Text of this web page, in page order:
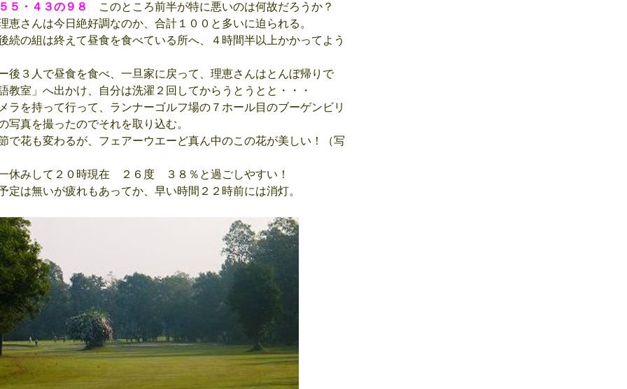
５・４３の９８
このところ前半が特に悪いのは何故だろうか？
恵さんは今日絶好調なのか、合計１００と多いに迫られる。
続の組は終えて昼食を食べている所へ、４時間半以上かかってよう
後３人で昼食を食べ、一旦家に戻って、理恵さんはとんぼ帰りで
教室」へ出かけ、自分は洗濯２回してからうとうとと・・・
ラを持って行って、ランナーゴルフ場の７ホール目のブーゲンビリ
写真を撮ったのでそれを取り込む。
で花も変わるが、フェアーウエーど真ん中のこの花が美しい！（写
休みして２０時現在 ２６度 ３８％と過ごしやすい！
定は無いが疲れもあってか、早い時間２２時前には消灯。